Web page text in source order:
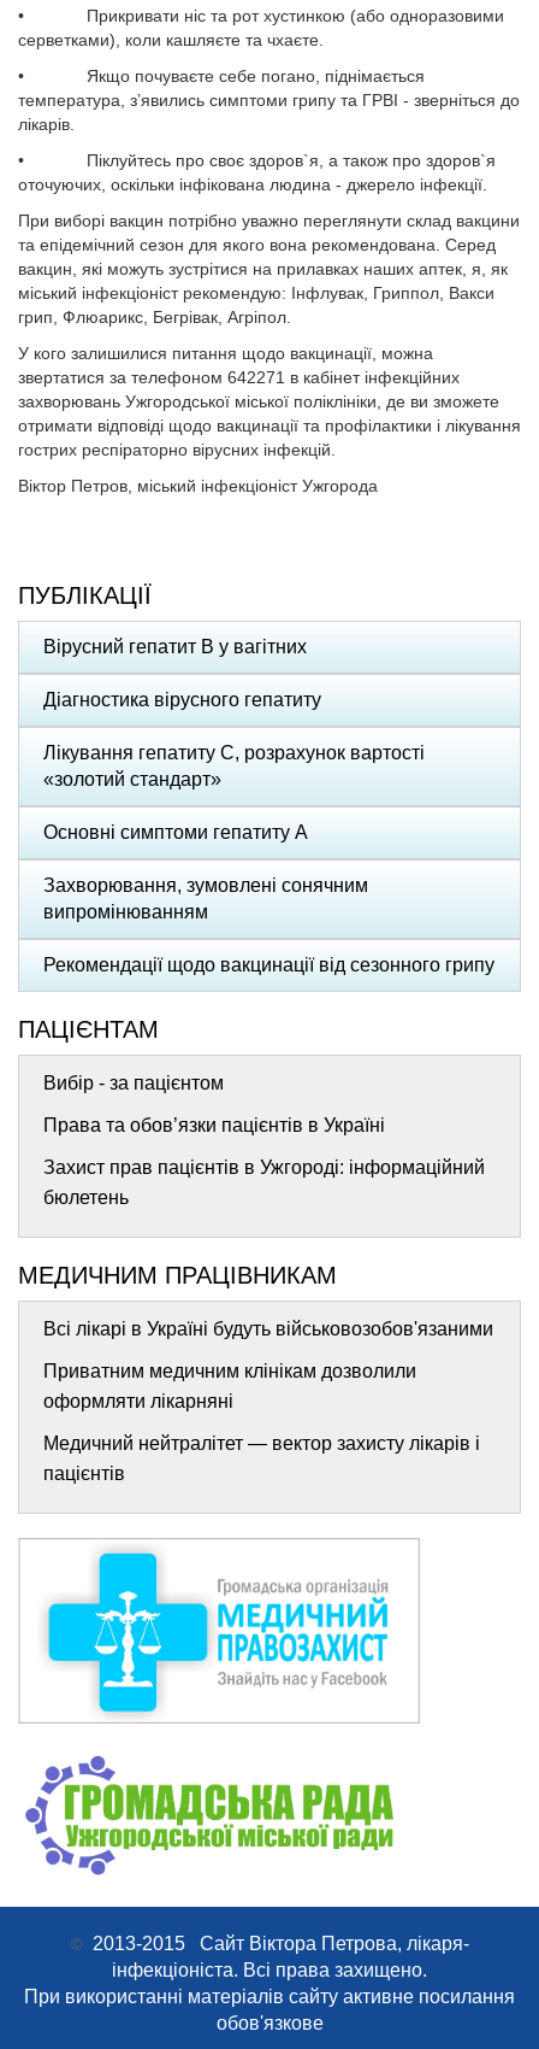
• Прикривати ніс та рот хустинкою (або одноразовими
серветками), коли кашляєте та чхаєте.
• Якщо почуваєте себе погано, піднімається
температура, з’явились симптоми грипу та ГРВІ - зверніться до
лікарів.
• Піклуйтесь про своє здоров`я, а також про здоров`я
оточуючих, оскільки інфікована людина - джерело інфекції.
При виборі вакцин потрібно уважно переглянути склад вакцини
та епідемічний сезон для якого вона рекомендована. Серед
вакцин, які можуть зустрітися на прилавках наших аптек, я, як
міський інфекціоніст рекомендую: Інфлувак, Гриппол, Вакси
грип, Флюарикс, Бегрівак, Агріпол.
У кого залишилися питання щодо вакцинації, можна
звертатися за телефоном 642271 в кабінет інфекційних
захворювань Ужгородської міської поліклініки, де ви зможете
отримати відповіді щодо вакцинації та профілактики і лікування
гострих респіраторно вірусних інфекцій.
Віктор Петров, міський інфекціоніст Ужгорода
ПУБЛІКАЦІЇ
Вірусний гепатит В у вагітних
Діагностика вірусного гепатиту
Лікування гепатиту С, розрахунок вартості
«золотий стандарт»
Основні симптоми гепатиту А
Захворювання, зумовлені сонячним
випромінюванням
Рекомендації щодо вакцинації від сезонного грипу
ПАЦІЄНТАМ
Вибір - за пацієнтом
Права та обов’язки пацієнтів в Україні
Захист прав пацієнтів в Ужгороді: інформаційний
бюлетень
МЕДИЧНИМ ПРАЦІВНИКАМ
Всі лікарі в Україні будуть військовозобов'язаними
Приватним медичним клінікам дозволили
оформляти лікарняні
Медичний нейтралітет — вектор захисту лікарів і
пацієнтів
© 2013-2015 Сайт Віктора Петрова, лікаря-
інфекціоніста. Всі права захищено.
При використанні матеріалів сайту активне посилання
обов'язкове